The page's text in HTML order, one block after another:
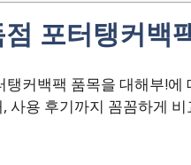
점 포터탱커백
탱커백팩 품목을 대해부!에
사용 후기까지 꼼꼼하게